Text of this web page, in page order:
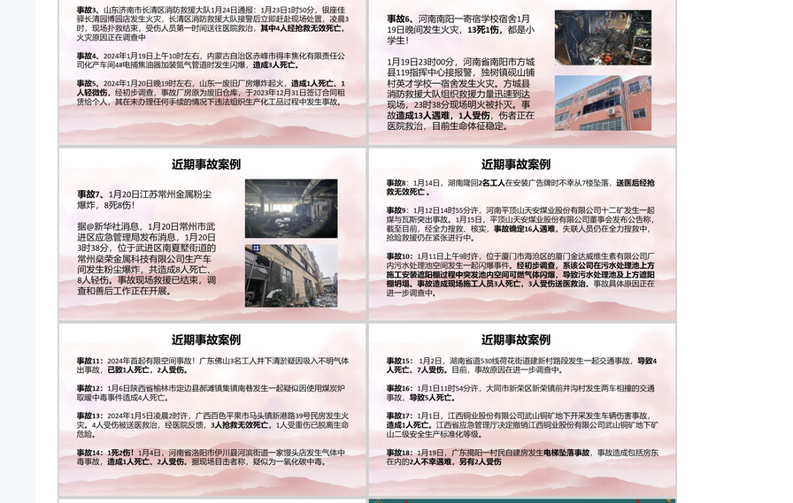
安全检查与假日安全培训！01 节前，职工思想比较活跃，精力易分散，是生产事故的易发期和敏感期。要牢固树立“以
为本、安全第一”的思想，本着“先安全后生产，不安全不生产”的原则，认真做好安全检查和员工节前安全教育工作。加
安全生产检查，防止违章行为发生，确保安全生产受控。要利用停车后一段时间开展好节前的职工安全教育。要密切关
职工思想动态，做好思想工作，尽力帮助员工解决生产和生活中存在的困难。节前安全检查 新年之际，人们都沉浸在节
的喜悦之中，安全意识、防范措施不可避免地放松和懈怠，也导致员工一门心思地等待着假期的来临，从而忽视了安全
导致产生逆反心理、麻痹心理，故意违反规程，加强节前安全教育显得尤为重要，提高员工自身的安全生产意识和自觉
性，坚决克服麻痹思想、侥幸心理，防止事故发生。节前安全检查兴奋，逢年过节，亲朋相聚，或家有喜事，受到表彰
往往会情绪兴奋，忘乎所以紧张，因初次上阵，或刚出事故，或受到批评，或遇到惊吓，往往心理紧张而造成工作失误
奇，总想表现自己胆大、勇敢；奇就是猎奇，对新东西总想看一看、摸一摸，因无知好奇而容易出事低沉，因家庭生活
力，工作不如愿，或与周围人发生矛盾等，导致情绪低沉不快，思想难以集中，心态难以平静节前安全检查影响行为的
绪急躁，有一鼓气的冲动，想一口气干完活，往往因心里急躁而顾此失彼厌倦，喜新厌旧，一心成就大业，面对琐碎、
复的工作，久而生厌，厌而生烦，烦而生躁，躁而生误自大，自以为是，骄傲自满，总以为自己了不起，不相信事故会
临，无视规章制度和操作规程抵触，遇到不愿干的事，或是对某个人和事有不满情绪，消极抵触，缺乏工作主动性节前
全检查总体要求节前安全检查节假日值班值班人员要认真检查和关好公司各办公室及房间的门窗;关闭不需要的电源；关
水龙头等，消除一切隐患，确保值班区域安全值班期间，不能脱岗，认真值班，早八晚五，要确保有人在公司值班认真
好的安全监控工作，预防各种事故和事件的发生要坚守岗位，不得擅离职守。要提高警惕，做好值班期间的工作。有重
问题必须及时向上级领导报告节前安全检查节假日值班值班要求 值班人员在节假日放假值班期间为公司水电运行及安全
作的第一责任人，必须加强责任感，增强工作的自觉性与主动性，确保水电安全、稳定运行 在值班期间必须坚守工作岗
位，不得无故让他人替岗，严禁饮酒，需要外出时，必须保证公司有人值班 值班期间必须保证电话畅通，遇到重大事情
必须报告上级领导并做好临时处理措施，积极处置 认真做好值班记录，对出入口、停车处、监控室及公司安全防火情况
等，必须认真检查 值班员工在值班时间内，应坚守岗位，不得迟到、早退、缺岗节前安全检查节前检查检查要求节前安
检查节前检查节前安全检查节前检查现场作业是否存在“三违”现象，职工劳动着装穿戴是否符合规定节日期间应急物资